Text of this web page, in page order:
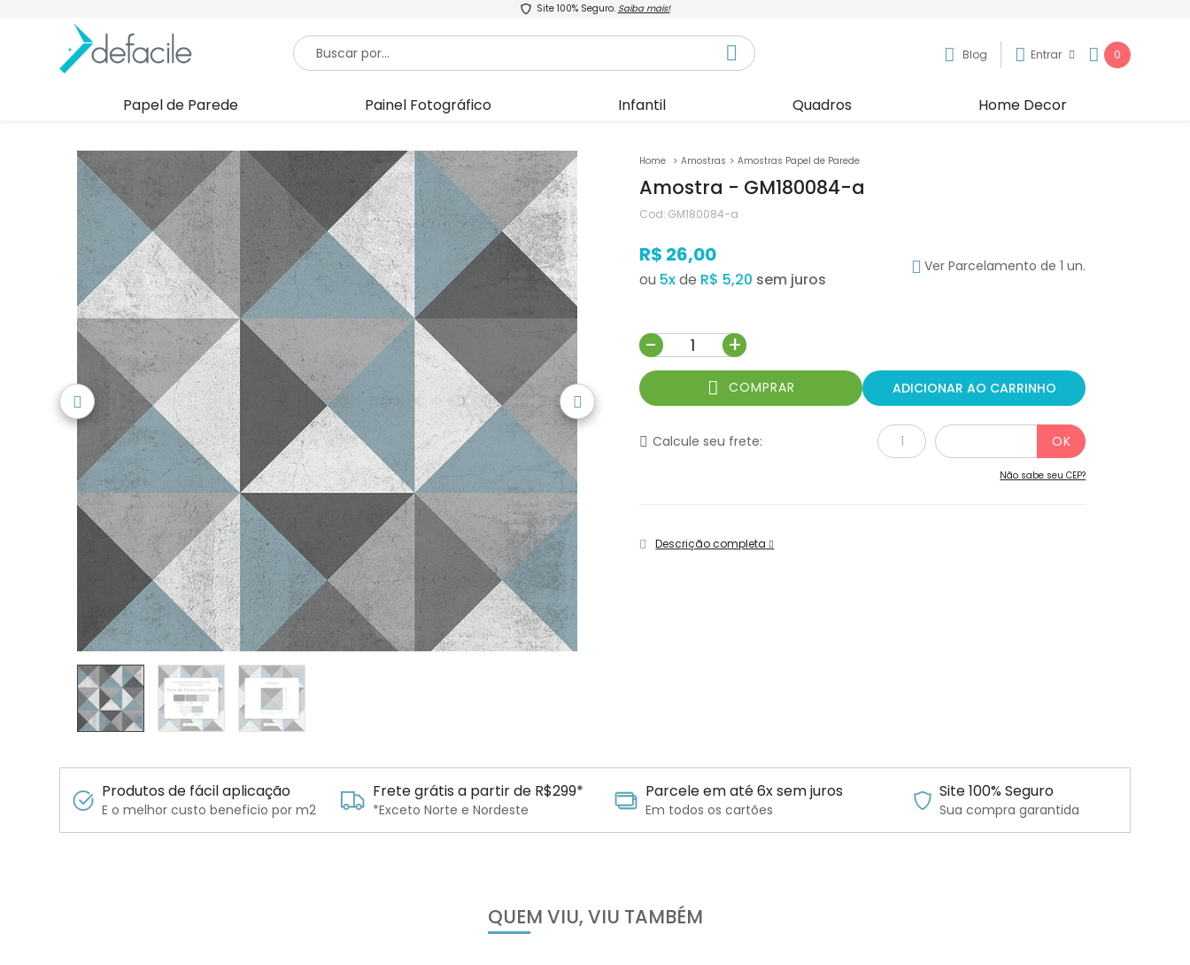
Site 100% Seguro. Saiba mais!
Blog Entrar 0
Papel de Parede Painel Fotográfico Infantil Quadros Home Decor
Amostras Amostras Papel de Parede
Amostra - GM180084-a
Cod: GM180084-a
R$ 26,00
ou 5xde R$ 5,20
Ver Parcelamento de 1 un.
- +
COMPRAR ADICIONAR AO CARRINHO
Calcule seu frete:
Não sabe seu CEP?
Descrição completa
Produtos de fácil aplicação
E o melhor custo beneficio por m2
Frete grátis a partir de R$299*
*Exceto Norte e Nordeste
Parcele em até 6x sem juros
Em todos os cartões
Site 100% Seguro
Sua compra garantida
QUEM VIU, VIU TAMBÉM